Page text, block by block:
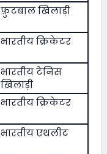
फ़ुटबाल खिलाड़ी
भारतीय क्रिकेटर
भारतीय टेनिस
खिलाड़ी
भारतीय क्रिकेटर
भारतीय एथलीट